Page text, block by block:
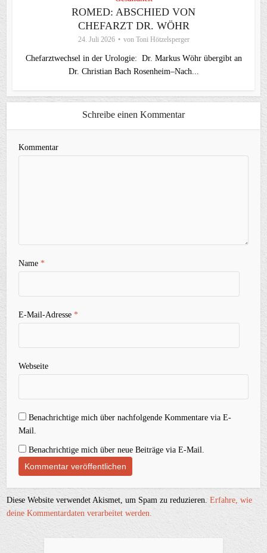
ROMED: ABSCHIED VON
CHEFARZT DR. WÖHR
24. Juli 2026 von Toni Hötzelsperger
Chefarztwechsel in der Urologie: Dr. Markus Wöhr übergibt an
Dr. Christian Bach Rosenheim–Nach...
Schreibe einen Kommentar
Kommentar
Name*
E-Mail-Adresse*
Webseite
Benachrichtige mich über nachfolgende Kommentare via E-
Mail.
Benachrichtige mich über neue Beiträge via E-Mail.
Diese Website verwendet Akismet, um Spam zu reduzieren.Erfahre, wie
deine Kommentardaten verarbeitet werden.